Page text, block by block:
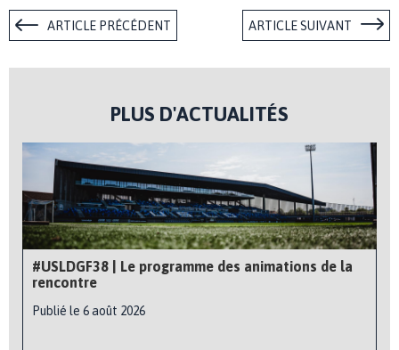
ARTICLE PRÉCÉDENT ARTICLE SUIVANT
PLUS D'ACTUALITÉS
#USLDGF38 | Le programme des animations de la
rencontre
Publié le 6 août 2026